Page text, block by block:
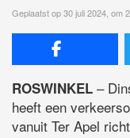
Geplaatst op 30 juli 2024, om
ROSWINKEL –
heeft een
vanuit Ter Apel